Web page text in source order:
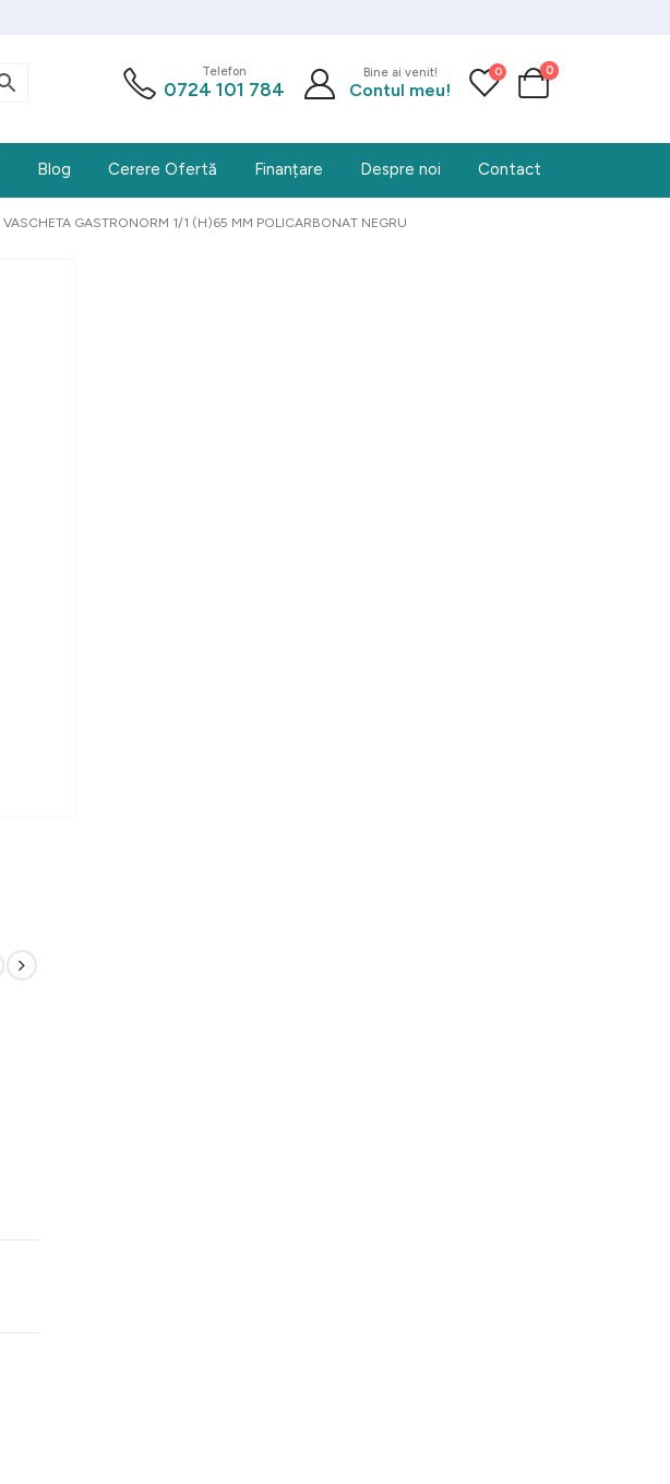
Telefon
0724 101 784
Bine ai venit!
Contul meu!
0 0
Blog Cerere Ofertă Finanțare Despre noi Contact
VASCHETA GASTRONORM 1/1 (H)65 MM POLICARBONAT NEGRU